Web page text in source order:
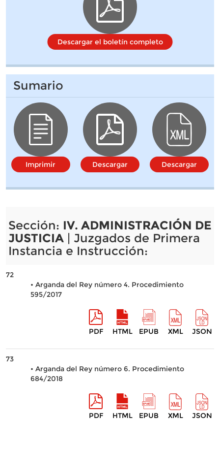
Descargar el boletín completo
Sumario
Imprimir Descargar Descargar
Sección: IV. ADMINISTRACIÓN DE
JUSTICIA| Juzgados de Primera
Instancia e Instrucción:
72
• Arganda del Rey número 4. Procedimiento
595/2017
PDF HTML EPUB XML JSON
73
• Arganda del Rey número 6. Procedimiento
684/2018
PDF HTML EPUB XML JSON